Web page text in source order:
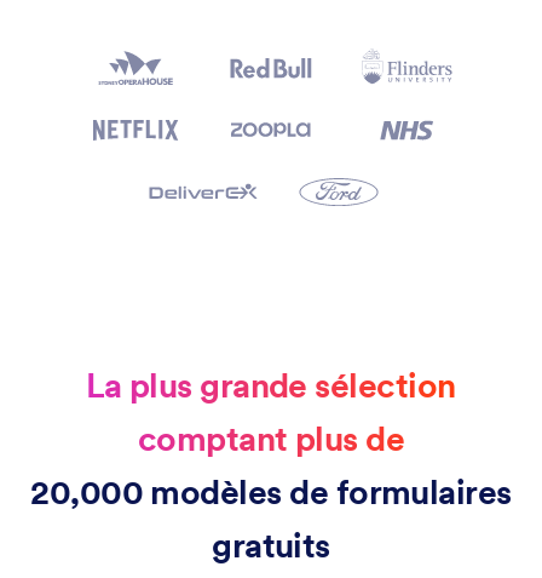
La plus grande sélection
comptant plus de
20,000 modèles de formulaires
gratuits